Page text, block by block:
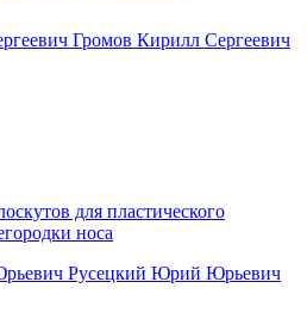
Громов Кирилл Сергеевич
для пластического
носа
Русецкий Юрий Юрьевич